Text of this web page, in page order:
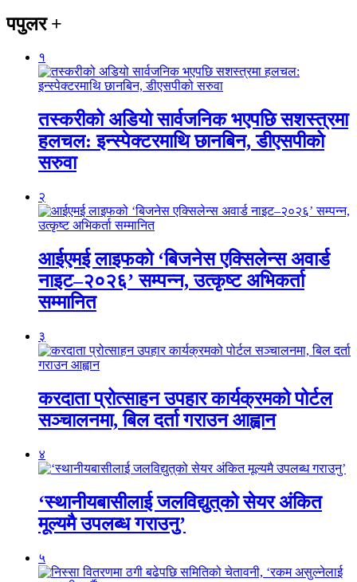
पपुलर+
१
तस्करीको अडियो सार्वजनिक भएपछि सशस्त्रमा
हलचल: इन्स्पेक्टरमाथि छानबिन, डीएसपीको
सरुवा
२
आईएमई लाइफको ‘बिजनेस एक्सिलेन्स अवार्ड
नाइट–२०२६’ सम्पन्न, उत्कृष्ट अभिकर्ता
सम्मानित
३
करदाता प्रोत्साहन उपहार कार्यक्रमको पोर्टल
सञ्चालनमा, बिल दर्ता गराउन आह्वान
४
‘स्थानीयबासीलाई जलविद्युत्‌को सेयर अंकित
मूल्यमै उपलब्ध गराउनु’
५